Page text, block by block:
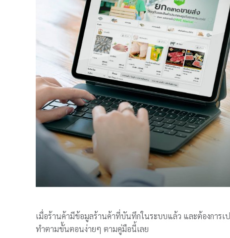
เมื่อร้านค้ามีข้อมูลร้านค้าที่บันทึกในระบบแล้ว และต้องการ
ทำตามขั้นตอนง่ายๆ ตามคู่มือนี้เลย